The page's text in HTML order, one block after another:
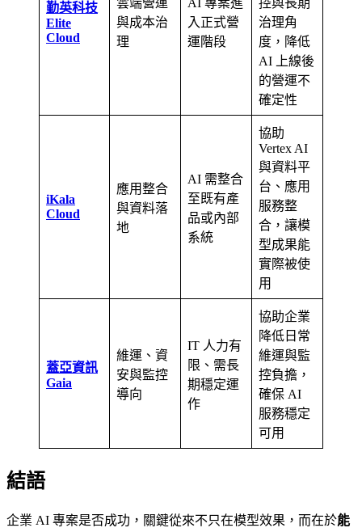
勤英科技
Elite
Cloud
雲端營運
與成本治
理
AI 專案進
入正式營
運階段
控與長期
治理角
度，降低
AI 上線後
的營運不
確定性
iKala
Cloud
應用整合
與資料落
地
AI 需整合
至既有產
品或內部
系統
協助
Vertex AI
與資料平
台、應用
服務整
合，讓模
型成果能
實際被使
用
蓋亞資訊
Gaia
維運、資
安與監控
導向
IT 人力有
限、需長
期穩定運
作
協助企業
降低日常
維運與監
控負擔，
確保 AI
服務穩定
可用
結語
企業 AI 專案是否成功，關鍵從來不只在模型效果，而在於能